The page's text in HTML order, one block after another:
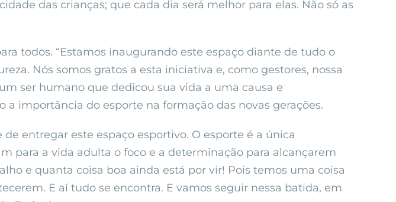
das crianças; que cada dia será melhor para elas. Não só as
todos. “Estamos inaugurando este espaço diante de tudo o
Nós somos gratos a esta iniciativa e, como gestores, nossa
ser humano que dedicou sua vida a uma causa e
importância do esporte na formação das novas gerações.
entregar este espaço esportivo. O esporte é a única
para a vida adulta o foco e a determinação para alcançarem
e quanta coisa boa ainda está por vir! Pois temos uma coisa
E aí tudo se encontra. E vamos seguir nessa batida, em